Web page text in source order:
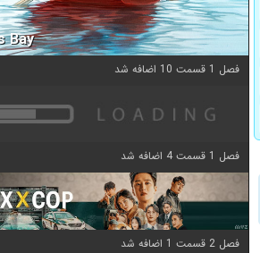
Bay
فصل 1 قسمت 10 اضافه شد
فصل 1 قسمت 4 اضافه شد
فصل 2 قسمت 1 اضافه شد